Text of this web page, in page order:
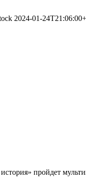
2024-01-
пройдет